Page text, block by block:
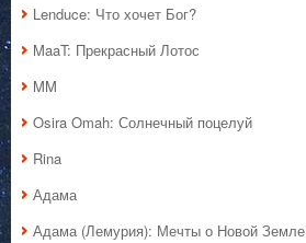
Lenduce: Что хочет Бог?
MaaT: Прекрасный Лотос
MM
Osira Omah: Солнечный поцелуй
Rina
Адама
Адама (Лемурия): Мечты о Новой Земле